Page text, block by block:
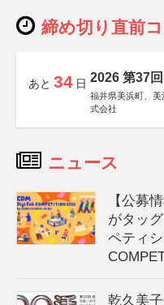
締め切り直前
あと 34 日 2026 第37
福井県美浜町、
式会社
ニュース
【公募
がタッ
ペティ
乾久美